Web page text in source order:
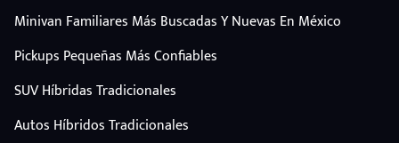
Minivan Familiares Más Buscadas Y Nuevas En México
Pickups Pequeñas Más Confiables
SUV Híbridas Tradicionales
Autos Híbridos Tradicionales